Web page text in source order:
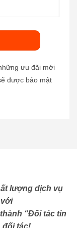
ưu đãi mới
được bảo mật
lượng dịch vụ
“Đối tác tin